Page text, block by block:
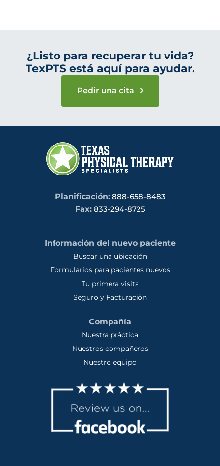
¿Listo para recuperar tu vida?
TexPTS está aquí para ayudar.
Pedir una cita
Planificación: 888-658-8483
Fax:833-294-8725
Información del nuevo paciente
Buscar una ubicación
Formularios para pacientes nuevos
Tu primera visita
Seguro y Facturación
Compañía
Nuestra práctica
Nuestros compañeros
Nuestro equipo